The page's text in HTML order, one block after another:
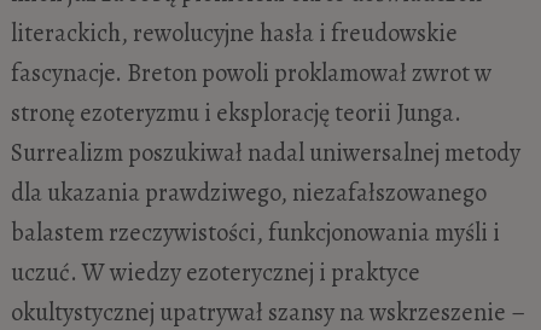
literackich, rewolucyjne hasła i freudowskie
fascynacje. Breton powoli proklamował zwrot w
stronę ezoteryzmu i eksplorację teorii Junga.
Surrealizm poszukiwał nadal uniwersalnej metody
dla ukazania prawdziwego, niezafałszowanego
balastem rzeczywistości, funkcjonowania myśli i
uczuć. W wiedzy ezoterycznej i praktyce
okultystycznej upatrywał szansy na wskrzeszenie –